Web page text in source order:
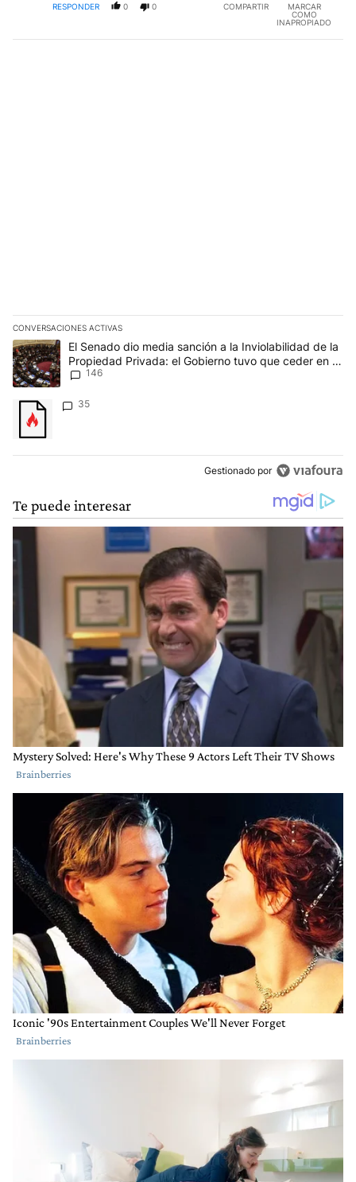
RESPONDER 0 0 COMPARTIR
MARCAR
COMO
INAPROPIADO
CONVERSACIONES ACTIVAS
Este listado muestra los artículos con más comentarios en los
Un artículo de tendencia con el título "El Senado dio media
El Senado dio media sanción a la Inviolabilidad de la
Propiedad Privada: el Gobierno tuvo que ceder en la
Ley del Manejo del Fuego
146
Un artículo de tendencia con el título "" con 35 comentarios.
35
Gestionado por